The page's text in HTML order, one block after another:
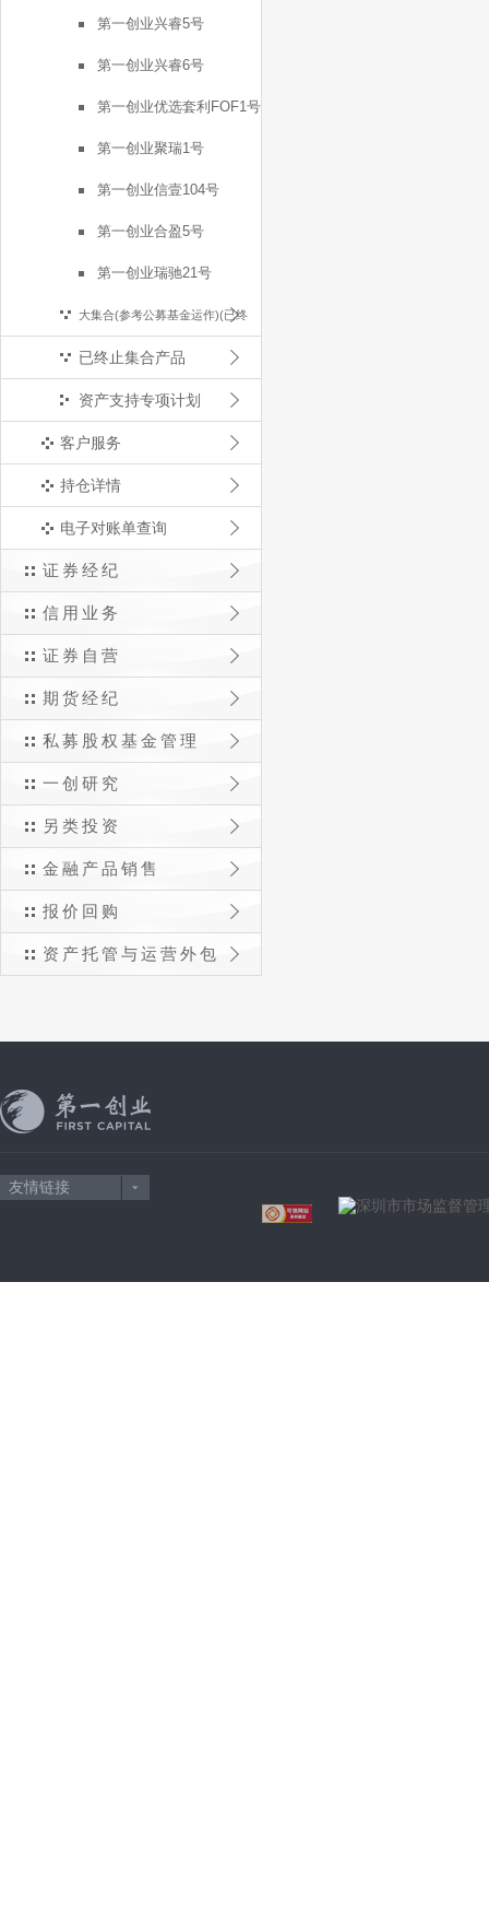
第一创业兴睿5号
第一创业兴睿6号
第一创业优选套利FOF1号
第一创业聚瑞1号
第一创业信壹104号
第一创业合盈5号
第一创业瑞驰21号
大集合(参考公募基金运作)(已终
止)
已终止集合产品
资产支持专项计划
客户服务
持仓详情
电子对账单查询
证券经纪
信用业务
证券自营
期货经纪
私募股权基金管理
一创研究
另类投资
金融产品销售
报价回购
资产托管与运营外包
友情链接